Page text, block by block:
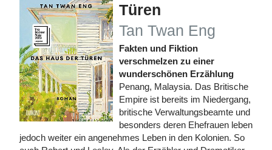
Türen
Tan Twan Eng
Fakten und Fiktion
verschmelzen zu einer
wunderschönen Erzählung
Penang, Malaysia. Das Britische
Empire ist bereits im Niedergang,
britische Verwaltungsbeamte und
besonders deren Ehefrauen leben
jedoch weiter ein angenehmes Leben in den Kolonien. So